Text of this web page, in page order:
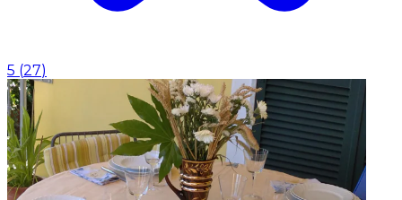
5 (27)